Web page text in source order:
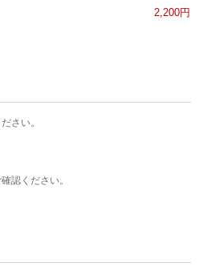
2,200円
さい。
認ください。